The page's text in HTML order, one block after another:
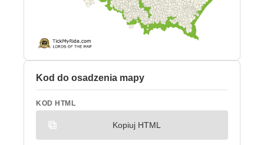
Kod do osadzenia mapy
KOD HTML
Kopiuj HTML